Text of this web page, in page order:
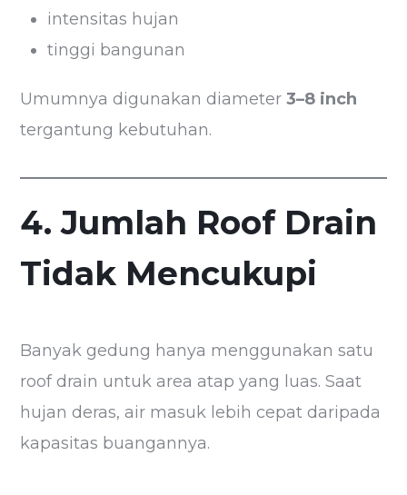
intensitas hujan
tinggi bangunan
Umumnya digunakan diameter3–8 inch
tergantung kebutuhan.
4. Jumlah Roof Drain
Tidak Mencukupi
Banyak gedung hanya menggunakan satu
roof drain untuk area atap yang luas. Saat
hujan deras, air masuk lebih cepat daripada
kapasitas buangannya.